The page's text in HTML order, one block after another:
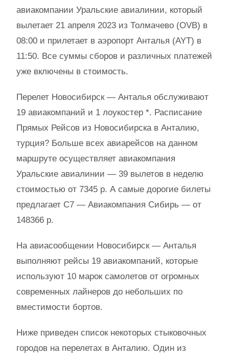
авиакомпании Уральские авиалинии, который
вылетает 21 апреля 2023 из Толмачево (OVB) в
08:00 и прилетает в аэропорт Анталья (AYT) в
11:50. Все суммы сборов и различных платежей
уже включены в стоимость.
Перелет Новосибирск — Анталья обслуживают
19 авиакомпаний и 1 лоукостер *. Расписание
Прямых Рейсов из Новосибирска в Анталию,
турция? Больше всех авиарейсов на данном
маршруте осуществляет авиакомпания
Уральские авиалинии — 39 вылетов в неделю
стоимостью от 7345 р. А самые дорогие билеты
предлагает С7 — Авиакомпания Сибирь — от
148366 р.
На авиасообщении Новосибирск — Анталья
выполняют рейсы 19 авиакомпаний, которые
используют 10 марок самолетов от огромных
современных лайнеров до небольших по
вместимости бортов.
Ниже приведен список некоторых стыковочных
городов на перелетах в Анталию. Один из